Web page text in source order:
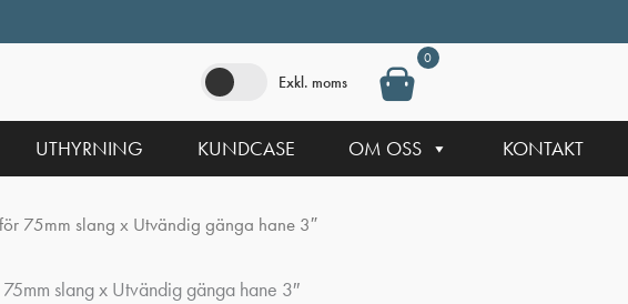
Exkl. moms
0
UTHYRNING KUNDCASE OM OSS KONTAKT
75mm slang x Utvändig gänga hane 3″
slang x Utvändig gänga hane 3″